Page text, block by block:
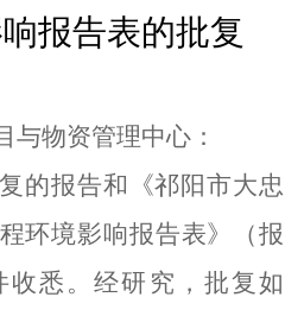
报告表的批复
与物资管理中心 ：
的报告和《祁阳市大忠
环境影响报告表》（报
悉。经研究，批复如